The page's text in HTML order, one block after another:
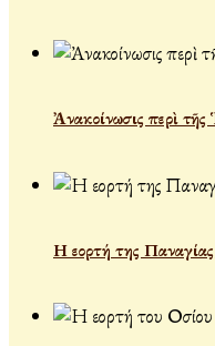
Ἀνακοίνωσις περὶ
Η εορτή της